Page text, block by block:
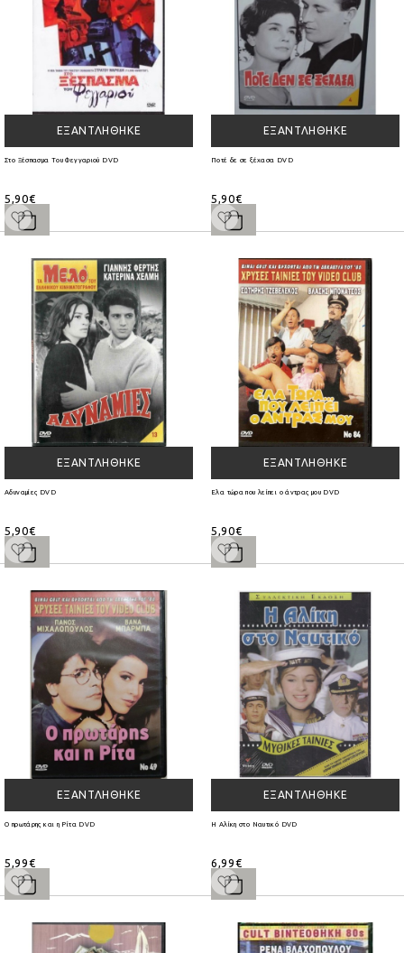
ΕΞΑΝΤΛΉΘΗΚΕ
Στο Ξέσπασμα Του Φεγγαριού DVD
5,90€
ΕΞΑΝΤΛΉΘΗΚΕ
Ποτέ δε σε ξέχασα DVD
5,90€
ΕΞΑΝΤΛΉΘΗΚΕ
Αδυναμίες DVD
5,90€
ΕΞΑΝΤΛΉΘΗΚΕ
Ελα τώρα που λείπει ο άντρας μου DVD
5,90€
ΕΞΑΝΤΛΉΘΗΚΕ
Ο πρωτάρης και η Ρίτα DVD
5,99€
ΕΞΑΝΤΛΉΘΗΚΕ
Η Αλίκη στο Ναυτικό DVD
6,99€